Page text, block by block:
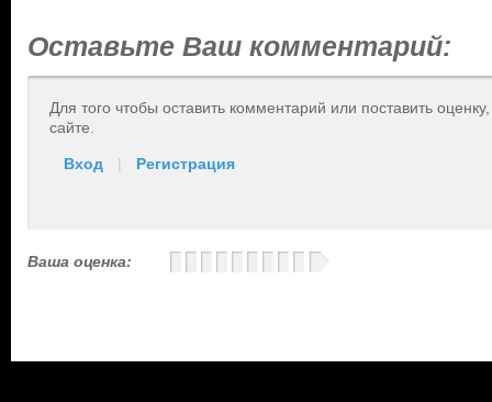
Оставьте Ваш комментарий:
Для того чтобы оставить комментарий или поставить
сайте.
Вход | Регистрация
Ваша оценка: